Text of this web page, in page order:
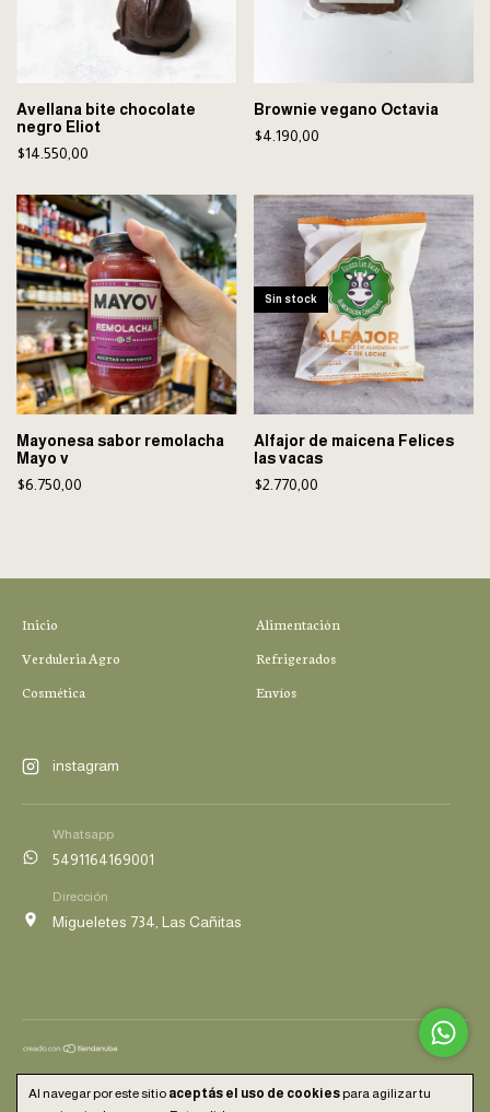
Al navegar por este sitio aceptás el uso de cookies para agilizar tu
Avellana bite chocolate
negro Eliot
$14.550,00
Brownie vegano Octavia
$4.190,00
Mayonesa sabor remolacha
Mayo v
$6.750,00
Sin stock
Alfajor de maicena Felices
las vacas
$2.770,00
Inicio
Alimentación
Verduleria Agro
Refrigerados
Cosmética
Envíos
instagram
Whatsapp
5491164169001
Dirección
Migueletes 734, Las Cañitas
Defensa de las y los consumidores. Para reclamos